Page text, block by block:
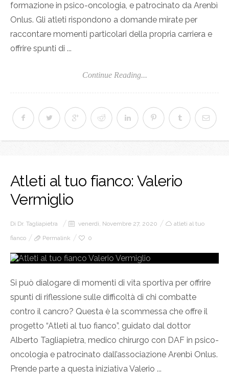
formazione in psico-oncologia, e patrocinato da Arenbì
Onlus. Gli atleti rispondono a domande mirate per
raccontare momenti particolari della propria carriera e
offrire spunti di ...
Continue Reading...
Atleti al tuo fianco: Valerio
Vermiglio
Di Dr. Tagliapietra venerdì, Novembre 27, 2020
atleti al tuo
fianco
Permalink 0
Si può dialogare di momenti di vita sportiva per offrire
spunti di riflessione sulle difficoltà di chi combatte
contro il cancro? Questa è la scommessa che offre il
progetto “Atleti al tuo fianco”, guidato dal dottor
Alberto Tagliapietra, medico chirurgo con DAF in psico-
oncologia e patrocinato dall’associazione Arenbì Onlus.
Prende parte a questa iniziativa Valerio ...